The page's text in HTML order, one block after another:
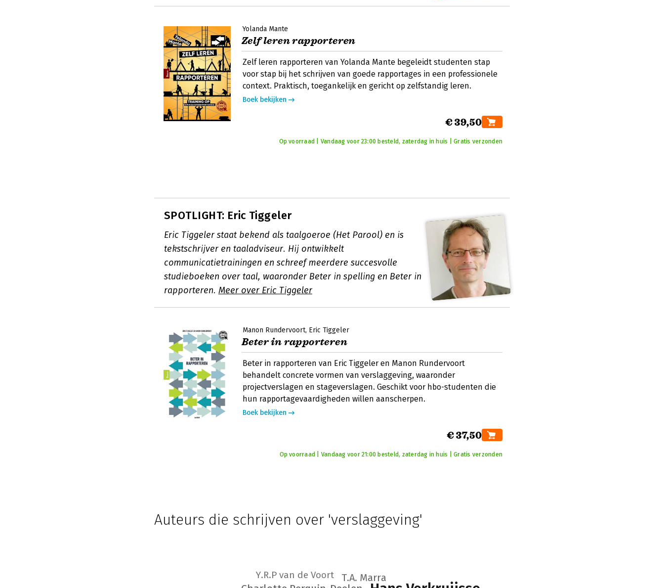
Yolanda Mante
Zelf leren rapporteren
Zelf leren rapporteren van Yolanda Mante begeleidt studenten stap
voor stap bij het schrijven van goede rapportages in een professionele
context. Praktisch, toegankelijk en gericht op zelfstandig leren.
Boek bekijken
€ 39,50
Op voorraad | Vandaag voor 23:00 besteld, zaterdag in huis | Gratis verzonden
SPOTLIGHT: Eric Tiggeler
Eric Tiggeler staat bekend als taalgoeroe (Het Parool) en is
tekstschrijver en taaladviseur. Hij ontwikkelt
communicatietrainingen en schreef meerdere succesvolle
studieboeken over taal, waaronder Beter in spelling en Beter in
rapporteren. Meer over Eric Tiggeler
Manon Rundervoort Eric Tiggeler
Beter in rapporteren
Beter in rapporteren van Eric Tiggeler en Manon Rundervoort
behandelt concrete vormen van verslaggeving, waaronder
projectverslagen en stageverslagen. Geschikt voor hbo-studenten die
hun rapportagevaardigheden willen aanscherpen.
Boek bekijken
€ 37,50
Op voorraad | Vandaag voor 21:00 besteld, zaterdag in huis | Gratis verzonden
Auteurs die schrijven over 'verslaggeving'
T.A. Marra
Y.R.P van de Voort